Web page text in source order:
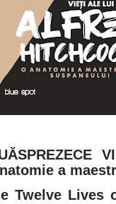
a
Twelve Lives